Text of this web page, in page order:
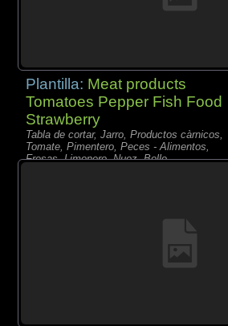
Plantilla: Meat products
Tomatoes Pepper Fish Food
Strawberry
Tabla de cortar, Jarro, Productos càrnicos,
Tomate, Pimentero, Peces - Alimentos,
Fresas, Limonero, Nuez, Bollo,